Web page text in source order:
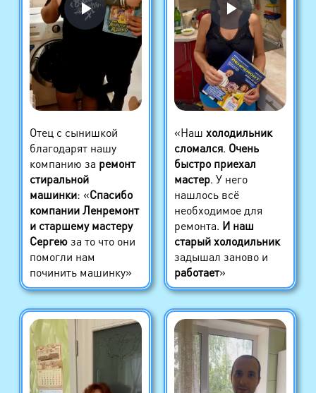
Отец с сынишкой
благодарят нашу
компанию за ремонт
стиральной
машинки: «Спасибо
компании Ленремонт
и старшему мастеру
Сергеюза то что они
помогли нам
починить машинку»
«Наш холодильник
сломался. Очень
быстро приехал
мастер. У него
нашлось всё
необходимое для
ремонта. И наш
старый холодильник
задышал заново и
работает»